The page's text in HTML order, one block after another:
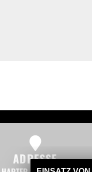
ADRESSE